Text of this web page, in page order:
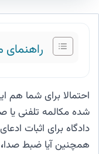
راهنمای
احتمالا برای شما
شده مکالمه تلفنی یا
دادگاه برای اثبات
همچنین آیا ضبط صدا،